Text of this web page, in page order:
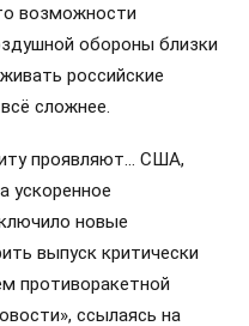
возможности
обороны близки
российские
сложнее.
проявляют… США,
ускоренное
новые
выпуск критически
противоракетной
ссылаясь на